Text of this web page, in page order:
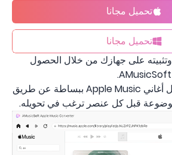
تحميل مجانا
تحميل مجانا
وتثبيته على جهازك من خلال الحصول
بعد ذلك ، قم بتحميل أغاني Apple Music ببساطة عن طريق
قبل كل عنصر ترغب في تحويله.